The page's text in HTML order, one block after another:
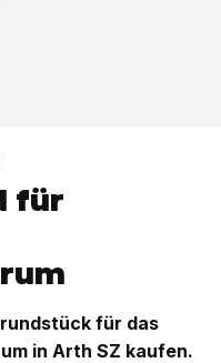
für
für das
in Arth SZ kaufen.